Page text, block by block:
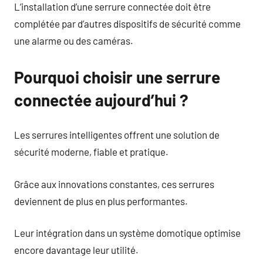
L’installation d’une serrure connectée doit être
complétée par d’autres dispositifs de sécurité comme
une alarme ou des caméras.
Pourquoi choisir une serrure
connectée aujourd’hui ?
Les serrures intelligentes offrent une solution de
sécurité moderne, fiable et pratique.
Grâce aux innovations constantes, ces serrures
deviennent de plus en plus performantes.
Leur intégration dans un système domotique optimise
encore davantage leur utilité.